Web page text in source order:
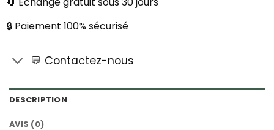
🔒 Paiement 100% sécurisé
💬 Contactez-nous
DESCRIPTION
AVIS (0)